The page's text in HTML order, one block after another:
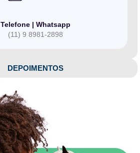
Telefone | Whatsapp
(11) 9 8981-2898
DEPOIMENTOS​